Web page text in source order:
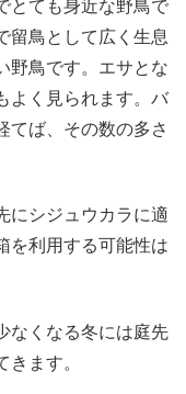
とても身近な野鳥で
留鳥として広く生息
野鳥です。エサとな
よく見られます。バ
てば、その数の多さ
にシジュウカラに適
を利用する可能性は
なくなる冬には庭先
ます。